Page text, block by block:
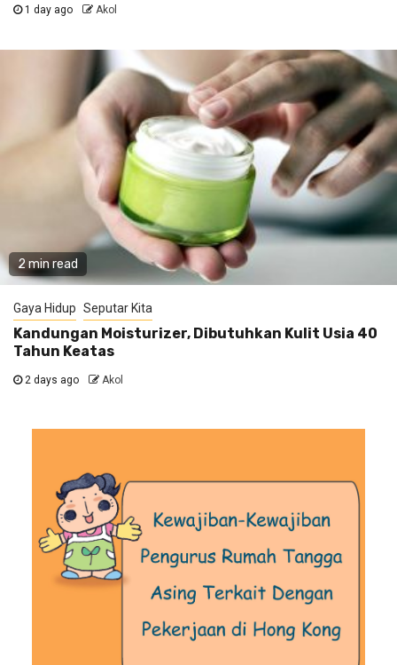
1 day ago Akol
2 min read
Gaya Hidup Seputar Kita
Kandungan Moisturizer, Dibutuhkan Kulit Usia 40
Tahun Keatas
2 days ago Akol